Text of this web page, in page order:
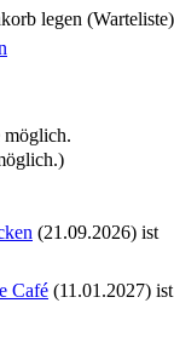
legen (Warteliste)
(21.09.2026) ist
Café (11.01.2027) ist